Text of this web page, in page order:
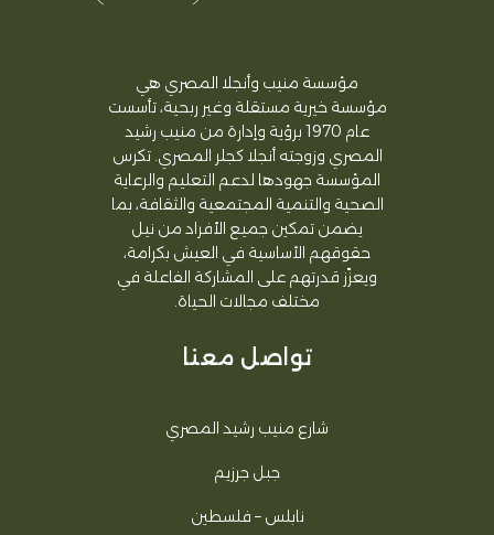
مؤسسة منيب وأنجلا المصري هي
مؤسسة خيرية مستقلة وغير ربحية، تأسست
عام 1970 برؤية وإدارة من منيب رشيد
المصري وزوجته أنجلا كجلر المصري. تكرس
المؤسسة جهودها لدعم التعليم والرعاية
الصحية والتنمية المجتمعية والثقافة، بما
يضمن تمكين جميع الأفراد من نيل
حقوقهم الأساسية في العيش بكرامة،
ويعزّز قدرتهم على المشاركة الفاعلة في
مختلف مجالات الحياة.
تواصل معنا
شارع منيب رشيد المصري
جبل جرزيم
نابلس – فلسطين